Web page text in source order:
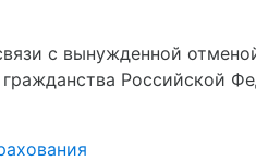
с вынужденной
Российской